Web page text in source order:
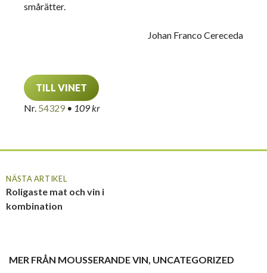
smårätter.
Johan Franco Cereceda
TILL VINET
Nr. 54329 • 109 kr
NÄSTA ARTIKEL
Roligaste mat och vin i
kombination
MER FRÅN MOUSSERANDE VIN, UNCATEGORIZED